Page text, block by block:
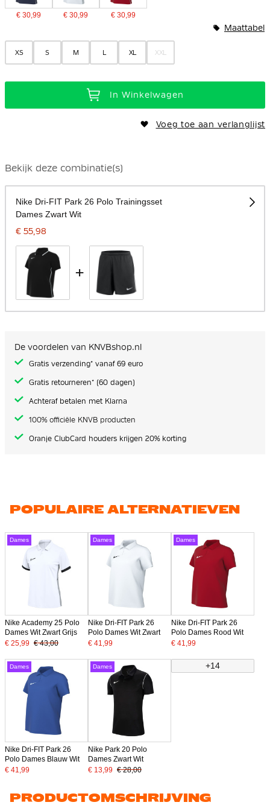
€ 30,99 € 30,99 € 30,99
XS S M L XL XXL
Maattabel
In Winkelwagen
Voeg toe aan verlanglijst
Bekijk deze combinatie(s)
Nike Dri-FIT Park 26 Polo Trainingsset
Dames Zwart Wit
€ 55,98
+
De voordelen van KNVBshop.nl
Gratis verzending* vanaf 69 euro
Gratis retourneren* (60 dagen)
Achteraf betalen met Klarna
100% officiële KNVB producten
Oranje ClubCard houders krijgen 20% korting
POPULAIRE ALTERNATIEVEN
Dames
Nike Academy 25 Polo
Dames Wit Zwart Grijs
€ 25,99 € 43,00
Dames
Nike Dri-FIT Park 26
Polo Dames Wit Zwart
€ 41,99
Dames
Nike Dri-FIT Park 26
Polo Dames Rood Wit
€ 41,99
Dames
Nike Dri-FIT Park 26
Polo Dames Blauw Wit
€ 41,99
Dames
Nike Park 20 Polo
Dames Zwart Wit
€ 13,99 € 28,00
+14
PRODUCTOMSCHRIJVING